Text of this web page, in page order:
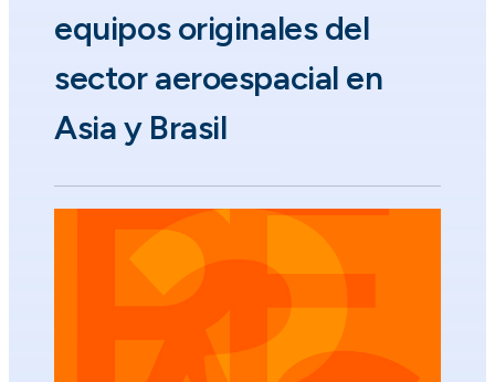
equipos originales del
sector aeroespacial en
Asia y Brasil